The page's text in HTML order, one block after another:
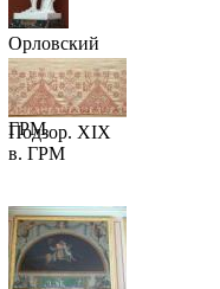
Орловский
Б.И. Фавн,
играющий на
сиринге. 1838.
ГРМ
Подзор. XIX
в. ГРМ